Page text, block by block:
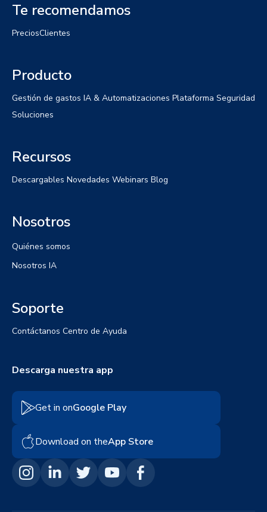
Te recomendamos
PreciosClientes
Producto
Gestión de gastos IA & Automatizaciones Plataforma Seguridad
Soluciones
Recursos
Descargables Novedades Webinars Blog
Nosotros
Quiénes somos
Nosotros IA
Soporte
Contáctanos Centro de Ayuda
Descarga nuestra app
Get in onGoogle Play
Download on theApp Store